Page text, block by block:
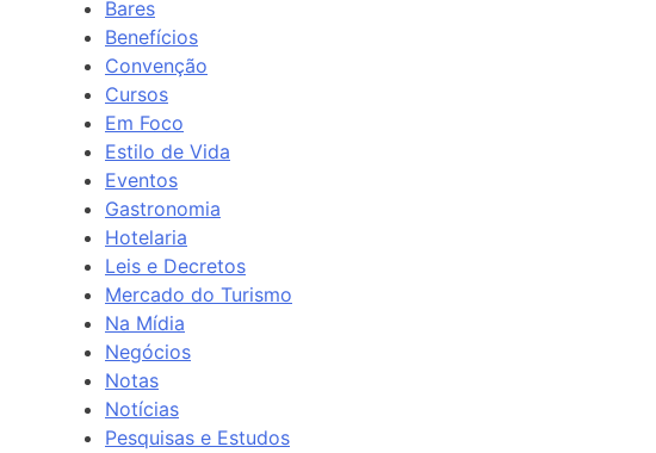
Bares
Benefícios
Convenção
Cursos
Em Foco
Estilo de Vida
Eventos
Gastronomia
Hotelaria
Leis e Decretos
Mercado do Turismo
Na Mídia
Negócios
Notas
Notícias
Pesquisas e Estudos